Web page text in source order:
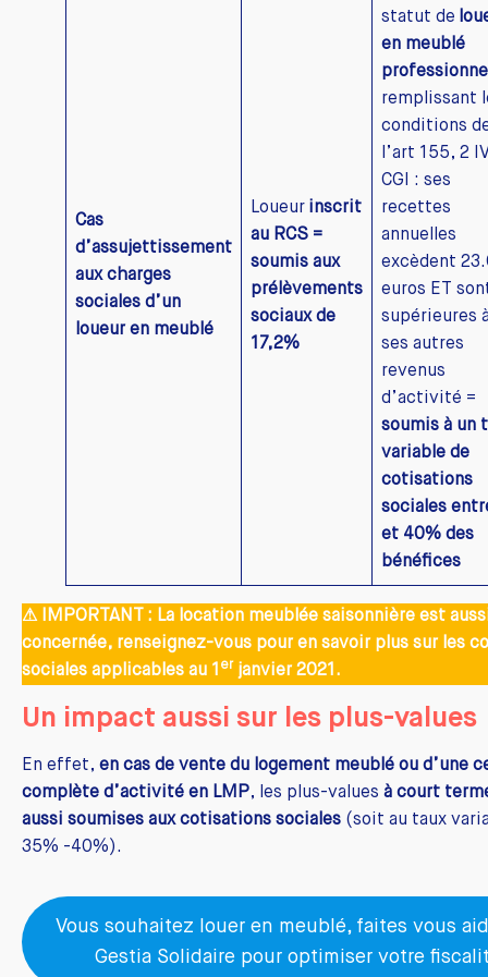
Cas
d’assujettissement
aux charges
sociales d’un
loueur en meublé
Loueur inscrit
au RCS =
soumis aux
prélèvements
sociaux de
17,2%
statut de
en meublé
remplissant
conditions
l’art 155, 2
CGI : ses
recettes
annuelles
excèdent
euros ET
supérieures
ses autres
revenus
d’activité =
soumis à un
variable de
cotisations
sociales
et 40% des
bénéfices
⚠IMPORTANT : La location meublée saisonnière est
concernée, renseignez-vous pour en savoir plus sur les
sociales applicables au 1 er janvier 2021.
Un impact aussi sur les plus-values
En effet, en cas de vente du logement meublé ou d’une
complète d’activité en LMP, les plus-values à court
aussi soumises aux cotisations sociales (soit au taux
35% -40%).
Vous souhaitez louer en meublé, faites vous
Gestia Solidaire pour optimiser votre